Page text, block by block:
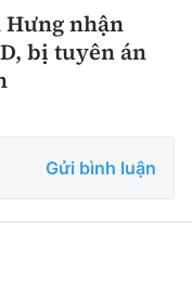
Hưng nhận
bị tuyên án
Gửi bình luận